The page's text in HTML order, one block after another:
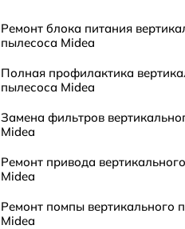
Ремонт блока питания
пылесоса Midea
Полная профилактика
пылесоса Midea
Замена фильтров
Midea
Ремонт привода
Midea
Ремонт помпы вертикального
Midea